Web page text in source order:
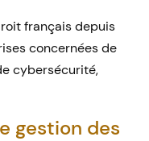
français depuis
concernées de
cybersécurité,
gestion des